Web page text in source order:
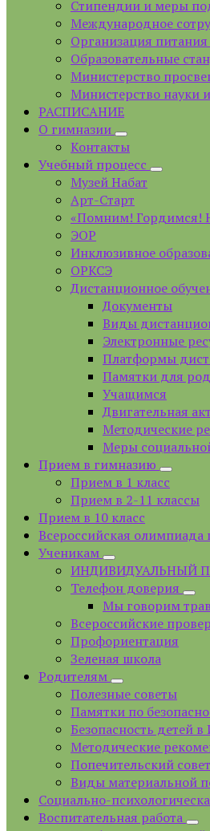
Стипендии и меры
Международное
Организация
Образовательные
Министерство
Министерство науки
РАСПИСАНИЕ
О гимназии
Контакты
Учебный процесс
Музей Набат
Арт-Старт
«Помним! Гордимся!
ЭОР
Инклюзивное
ОРКСЭ
Дистанционное
Документы
Виды
Электронные
Платформы
Памятки для
Учащимся
Двигательная
Методические
Меры
Прием в гимназию
Прием в 1 класс
Прием в 2-11 классы
Прием в 10 класс
Всероссийская олимпиада
Ученикам
ИНДИВИДУАЛЬНЫЙ
Телефон доверия
Мы говорим
Всероссийские
Профориентация
Зеленая школа
Родителям
Полезные советы
Памятки по
Безопасность детей в
Методические
Попечительский совет
Виды материальной
Социально-
Воспитательная работа